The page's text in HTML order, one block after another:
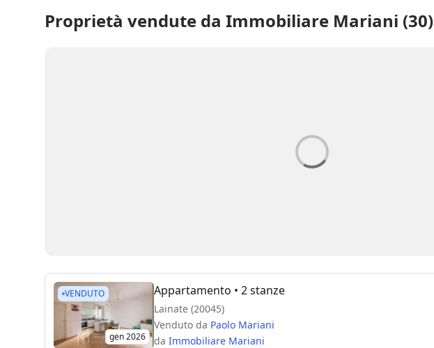
Proprietà vendute da Immobiliare Mariani (30)
VENDUTO
gen 2026
Appartamento • 2 stanze
Lainate (20045)
Venduto da Paolo Mariani
da Immobiliare Mariani